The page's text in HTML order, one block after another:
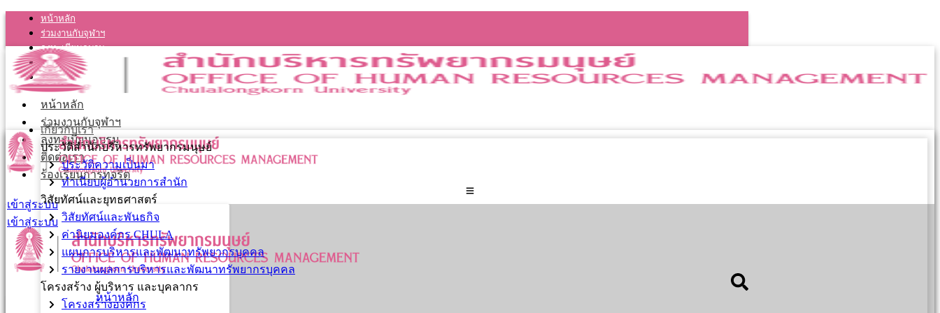
หน้าหลัก
ร่วมงานกับจุฬาฯ
ลงทะเบียนอบรม
ติดต่อเรา
ร้องเรียนการทุจริต
หน้าหลัก
ร่วมงานกับจุฬาฯ
ลงทะเบียนอบรม
ติดต่อเรา
ร้องเรียนการทุจริต
เข้าสู่ระบบ
เข้าสู่ระบบ
เกี่ยวกับเรา
ประวัติสำนักบริหารทรัพยากรมนุษย์
ประวัติความเป็นมา
ทำเนียบผู้อำนวยการสำนัก
วิสัยทัศน์และยุทธศาสตร์
วิสัยทัศน์และพันธกิจ
ค่านิยมองค์กร CHULA
แผนการบริหารและพัฒนาทรัพยากรบุคคล
รายงานผลการบริหารและพัฒนาทรัพยากรบุคคล
โครงสร้าง ผู้บริหาร และบุคลากร
โครงสร้างองค์กร
หน้าหลัก